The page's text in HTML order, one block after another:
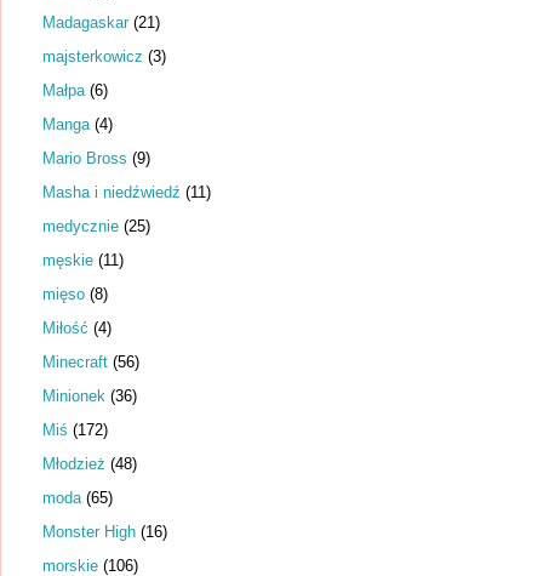
Madagaskar (21)
majsterkowicz (3)
Małpa (6)
Manga (4)
Mario Bross (9)
Masha i niedźwiedź (11)
medycznie (25)
męskie (11)
mięso (8)
Miłość (4)
Minecraft (56)
Minionek (36)
Miś (172)
Młodzież (48)
moda (65)
Monster High (16)
morskie (106)